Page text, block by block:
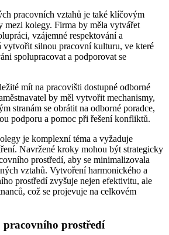
pracovních vztahů je také klíčovým
mezi kolegy. Firma by měla vytvářet
vzájemné respektování a
vytvořit silnou pracovní kulturu, ve které
spolupracovat a podporovat se
mít na pracovišti dostupné odborné
by měl vytvořit mechanismy,
stranám se obrátit na odborné poradce,
podporu a pomoc při řešení konfliktů.
je komplexní téma a vyžaduje
Navržené kroky mohou být strategicky
prostředí, aby se minimalizovala
vztahů. Vytvoření harmonického a
prostředí zvyšuje nejen efektivitu, ale
což se projevuje na celkovém
pracovního prostředí